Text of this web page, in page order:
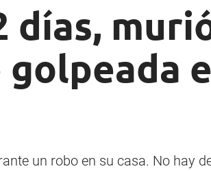
días,
un robo en su casa. No hay